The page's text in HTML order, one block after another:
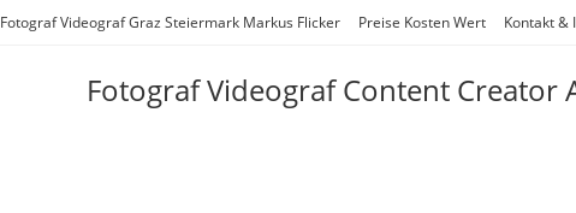
Zum
Fotograf Videograf Graz Steiermark Markus Flicker Preise Kosten Wert Kontakt &
Fotograf Videograf Content Creator